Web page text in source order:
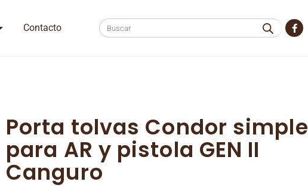
Contacto
Porta tolvas Condor simple
para AR y pistola GEN II
Canguro